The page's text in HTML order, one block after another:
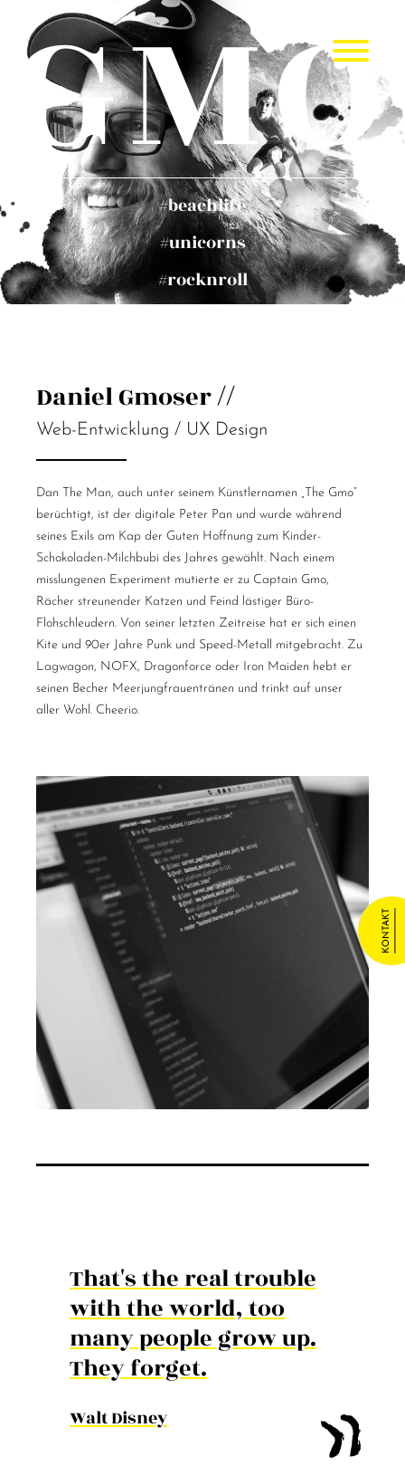
Menü
GMO
beachlife
unicorns
rocknroll
Daniel Gmoser //
Web-Entwicklung / UX Design
Dan The Man, auch unter seinem Künstlernamen „The Gmo“
berüchtigt, ist der digitale Peter Pan und wurde während
seines Exils am Kap der Guten Hoffnung zum Kinder-
Schokoladen-Milchbubi des Jahres gewählt. Nach einem
misslungenen Experiment mutierte er zu Captain Gmo,
Rächer streunender Katzen und Feind lästiger Büro-
Flohschleudern. Von seiner letzten Zeitreise hat er sich einen
Kite und 90er Jahre Punk und Speed-Metall mitgebracht. Zu
Lagwagon, NOFX, Dragonforce oder Iron Maiden hebt er
seinen Becher Meerjungfrauentränen und trinkt auf unser
aller Wohl. Cheerio.
That's the real trouble
with the world, too
many people grow up.
They forget.
Walt Disney
KONTAKT